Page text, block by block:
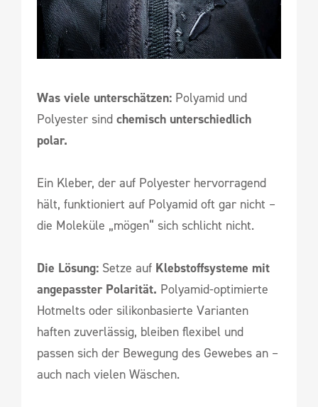
Was viele unterschätzen: Polyamid und
Polyester sind chemisch unterschiedlich
polar.
Ein Kleber, der auf Polyester hervorragend
hält, funktioniert auf Polyamid oft gar nicht –
die Moleküle „mögen“ sich schlicht nicht.
Die Lösung: Setze auf Klebstoffsysteme mit
angepasster Polarität. Polyamid-optimierte
Hotmelts oder silikonbasierte Varianten
haften zuverlässig, bleiben flexibel und
passen sich der Bewegung des Gewebes an –
auch nach vielen Wäschen.